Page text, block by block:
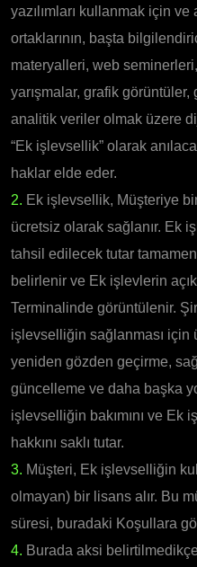
yazılımları kullanmak için ve
ortaklarının, başta
materyalleri, web
yarışmalar, grafik
analitik veriler olmak üzere
“Ek işlevsellik” olarak
haklar elde eder.
2. Ek işlevsellik, Müşteriye
ücretsiz olarak sağlanır. Ek
tahsil edilecek tutar
belirlenir ve Ek işlevlerin
Terminalinde görüntülenir.
işlevselliğin sağlanması için
yeniden gözden geçirme,
güncelleme ve daha başka
işlevselliğin bakımını ve Ek
hakkını saklı tutar.
3. Müşteri, Ek işlevselliğin
olmayan) bir lisans alır. Bu
süresi, buradaki Koşullara
4. Burada aksi